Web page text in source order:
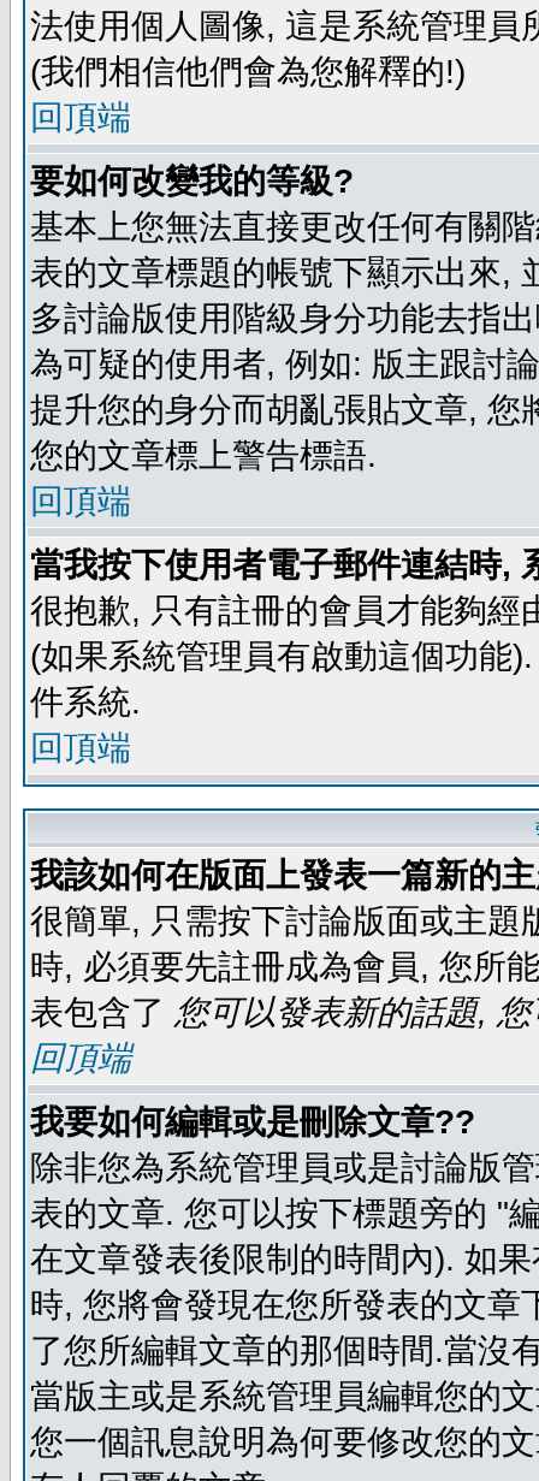
法使用個人圖像, 這是系統管理
(我們相信他們會為您解釋的!)
回頂端
要如何改變我的等級?
基本上您無法直接更改任何有關
表的文章標題的帳號下顯示出來,
多討論版使用階級身分功能去指
為可疑的使用者, 例如: 版主跟討
提升您的身分而胡亂張貼文章,
您的文章標上警告標語.
回頂端
當我按下使用者電子郵件連結時,
很抱歉, 只有註冊的會員才能夠
(如果系統管理員有啟動這個功能
件系統.
回頂端
我該如何在版面上發表一篇新的
很簡單, 只需按下討論版面或主
時, 必須要先註冊成為會員, 您所
表包含了 您可以發表新的話題,
回頂端
我要如何編輯或是刪除文章??
除非您為系統管理員或是討論版
表的文章. 您可以按下標題旁的 "
在文章發表後限制的時間內). 如
時, 您將會發現在您所發表的文
了您所編輯文章的那個時間.當沒
當版主或是系統管理員編輯您的
您一個訊息說明為何要修改您的